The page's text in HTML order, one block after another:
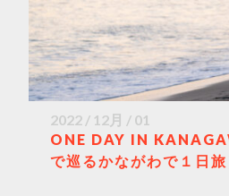
2022 / 12月 / 01
ONE DAY IN
で巡るかながわで１日旅